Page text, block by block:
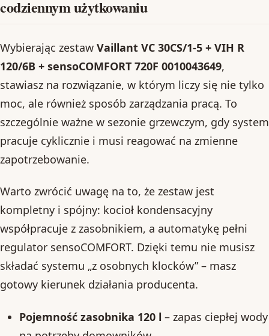
codziennym użytkowaniu
Wybierając zestaw Vaillant VC 30CS/1-5 + VIH R
120/6B + sensoCOMFORT 720F 0010043649,
stawiasz na rozwiązanie, w którym liczy się nie tylko
moc, ale również sposób zarządzania pracą. To
szczególnie ważne w sezonie grzewczym, gdy system
pracuje cyklicznie i musi reagować na zmienne
zapotrzebowanie.
Warto zwrócić uwagę na to, że zestaw jest
kompletny i spójny: kocioł kondensacyjny
współpracuje z zasobnikiem, a automatykę pełni
regulator sensoCOMFORT. Dzięki temu nie musisz
składać systemu „z osobnych klocków” – masz
gotowy kierunek działania producenta.
Pojemność zasobnika 120 l – zapas ciepłej wody